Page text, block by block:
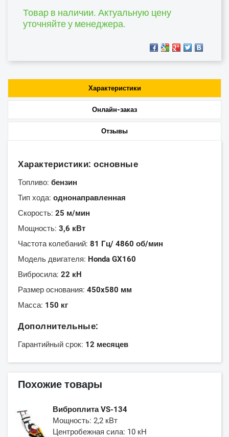
Товар в наличии. Актуальную цену
уточняйте у менеджера.
Характеристики
Онлайн-заказ
Отзывы
Характеристики: основные
Топливо: бензин
Тип хода: однонаправленная
Скорость: 25 м/мин
Мощность: 3,6 кВт
Частота колебаний: 81 Гц/ 4860 об/мин
Модель двигателя: Honda GX160
Вибросила: 22 кH
Размер основания: 450x580 мм
Масса: 150 кг
Дополнительные:
Гарантийный срок: 12 месяцев
Похожие товары
Виброплита VS-134
Мощность: 2,2 кВт
Центробежная сила: 10 кН